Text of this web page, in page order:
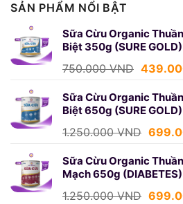
SẢN PHẨM NỔI BẬT
Sữa Cừu Organic
Biệt 350g (SURE GOLD)
750.000VND Giá
là:
750.000
Sữa Cừu Organic
Biệt 650g (SURE GOLD)
1.250.000VND Giá
là:
Sữa Cừu Organic
Mạch 650g (DIABETES)
1.250.000VND Giá